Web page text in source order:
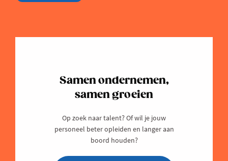
Samen ondernemen,
samen groeien
Op zoek naar talent? Of wil je jouw
personeel beter opleiden en langer aan
boord houden?